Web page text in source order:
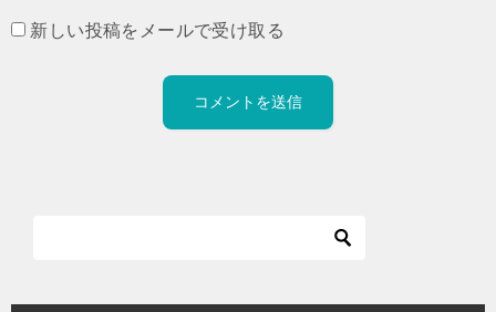
新しい投稿をメールで受け取る